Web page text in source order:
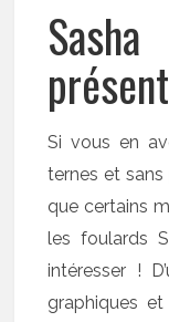
Si vous en
ternes et
que certains
les foulards
intéresser !
graphiques